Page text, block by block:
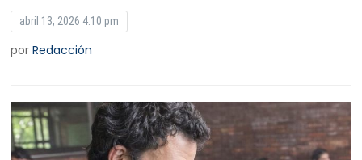
abril 13, 2026 4:10 pm
porRedacción